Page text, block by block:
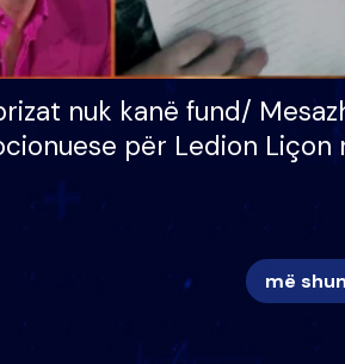
nuk kanë fund/
për Ledion Liçon
më